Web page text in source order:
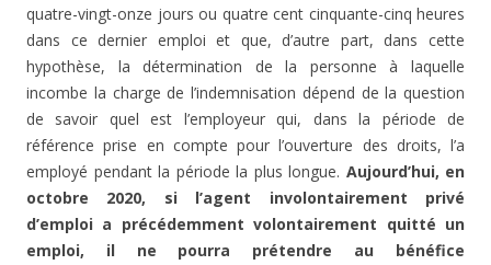
quatre-vingt-onze jours ou quatre cent cinquante-cinq heures
dans ce dernier emploi et que, d’autre part, dans cette
hypothèse, la détermination de la personne à laquelle
incombe la charge de l’indemnisation dépend de la question
de savoir quel est l’employeur qui, dans la période de
référence prise en compte pour l’ouverture des droits, l’a
employé pendant la période la plus longue. Aujourd’hui, en
octobre 2020, si l’agent involontairement privé
d’emploi a précédemment volontairement quitté un
emploi, il ne pourra prétendre au bénéfice